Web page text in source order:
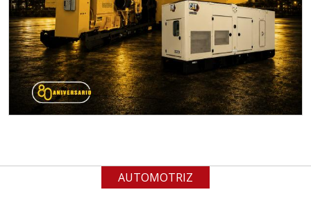
Especificaciones:
Para vehículos eléctricos.
Requisitos: Garantizar composición
química y origen adecuados
(especialmente para grafito) y
contar con sistemas de calidad y
gestión ambiental.
AUTOMOTRIZ